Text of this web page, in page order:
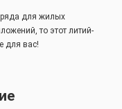
для жилых
то этот литий-
для вас!